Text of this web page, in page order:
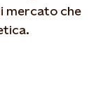
mercato che